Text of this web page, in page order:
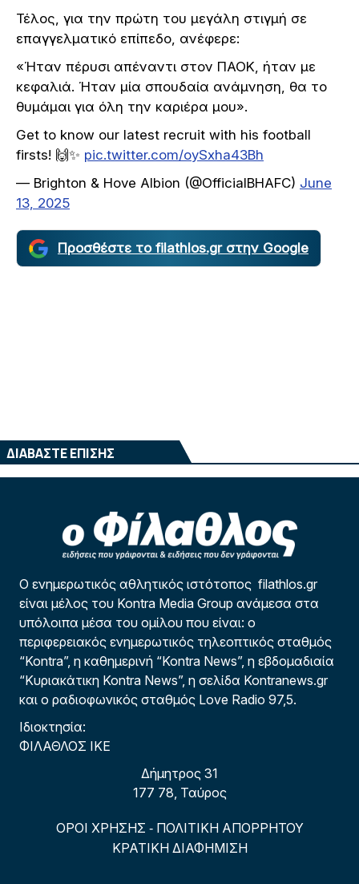
Τέλος, για την πρώτη του μεγάλη στιγμή σε
επαγγελματικό επίπεδο, ανέφερε:
«Ήταν πέρυσι απέναντι στον ΠΑΟΚ, ήταν με
κεφαλιά. Ήταν μία σπουδαία ανάμνηση, θα το
θυμάμαι για όλη την καριέρα μου».
Get to know our latest recruit with his football
firsts! 🙌✨ pic.twitter.com/oySxha43Bh
— Brighton & Hove Albion (@OfficialBHAFC) June
13, 2025
Προσθέστε το filathlos.gr στην Google
ΔΙΑΒΑΣΤΕ ΕΠΙΣΗΣ
Ο ενημερωτικός αθλητικός ιστότοπος filathlos.gr
είναι μέλος του Kontra Media Group ανάμεσα στα
υπόλοιπα μέσα του ομίλου που είναι: ο
περιφερειακός ενημερωτικός τηλεοπτικός σταθμός
“Kontra”, η καθημερινή “Kontra News”, η εβδομαδιαία
“Κυριακάτικη Kontra News”, η σελίδα Kontranews.gr
και ο ραδιοφωνικός σταθμός Love Radio 97,5.
Ιδιοκτησία:
ΦΙΛΑΘΛΟΣ ΙΚΕ
Δήμητρος 31
177 78, Ταύρος
ΟΡΟΙ ΧΡΗΣΗΣ - ΠΟΛΙΤΙΚΗ ΑΠΟΡΡΗΤΟΥ
ΚΡΑΤΙΚΗ ΔΙΑΦΗΜΙΣΗ